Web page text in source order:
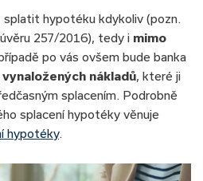
splatit hypotéku kdykoliv (pozn.
257/2016), tedy i mimo
po vás ovšem bude banka
vynaložených nákladů, které ji
splacením. Podrobně
splacení hypotéky věnuje
hypotéky.